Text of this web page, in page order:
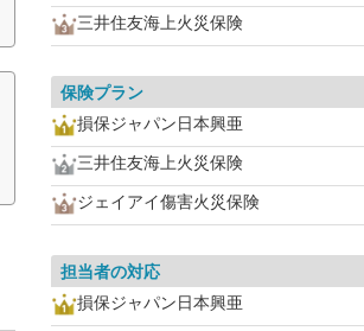
三井住友海上火災保険
保険プラン
損保ジャパン日本興亜
三井住友海上火災保険
ジェイアイ傷害火災保険
担当者の対応
損保ジャパン日本興亜